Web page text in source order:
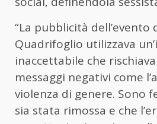
“La pubblicità dell’evento
Quadrifoglio utilizzava
inaccettabile che
messaggi negativi come
violenza di genere. Sono
sia stata rimossa e che